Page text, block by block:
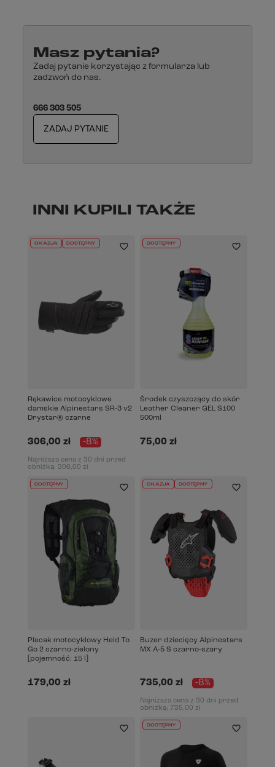
Masz pytania?
Zadaj pytanie korzystając z formularza lub
zadzwoń do nas.
666 303 505
ZADAJ PYTANIE
INNI KUPILI TAKŻE
OKAZJA DOSTĘPNY
Rękawice motocyklowe
damskie Alpinestars SR-3 v2
Drystar® czarne
306,00 zł -8%
Najniższa cena z 30 dni przed
obniżką: 306,00 zł
DOSTĘPNY
Środek czyszczący do skór
Leather Cleaner GEL S100
500ml
75,00 zł
DOSTĘPNY
Plecak motocyklowy Held To
Go 2 czarno-zielony
[pojemność: 15 l]
179,00 zł
OKAZJA DOSTĘPNY
Buzer dziecięcy Alpinestars
MX A-5 S czarno-szary
735,00 zł -8%
Najniższa cena z 30 dni przed
obniżką: 735,00 zł
DOSTĘPNY